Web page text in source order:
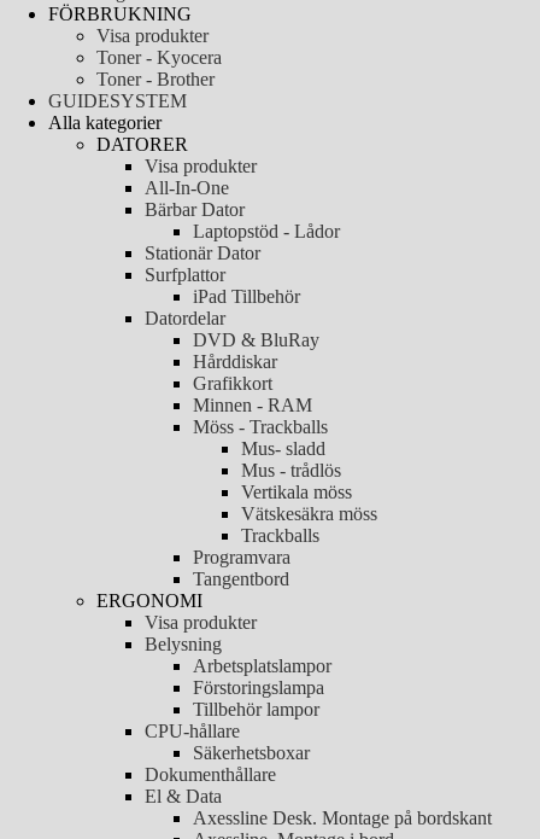
FÖRBRUKNING
Visa produkter
Toner - Kyocera
Toner - Brother
GUIDESYSTEM
Alla kategorier
DATORER
Visa produkter
All-In-One
Bärbar Dator
Laptopstöd - Lådor
Stationär Dator
Surfplattor
iPad Tillbehör
Datordelar
DVD & BluRay
Hårddiskar
Grafikkort
Minnen - RAM
Möss - Trackballs
Mus- sladd
Mus - trådlös
Vertikala möss
Vätskesäkra möss
Trackballs
Programvara
Tangentbord
ERGONOMI
Visa produkter
Belysning
Arbetsplatslampor
Förstoringslampa
Tillbehör lampor
CPU-hållare
Säkerhetsboxar
Dokumenthållare
El & Data
Axessline Desk. Montage på bordskant